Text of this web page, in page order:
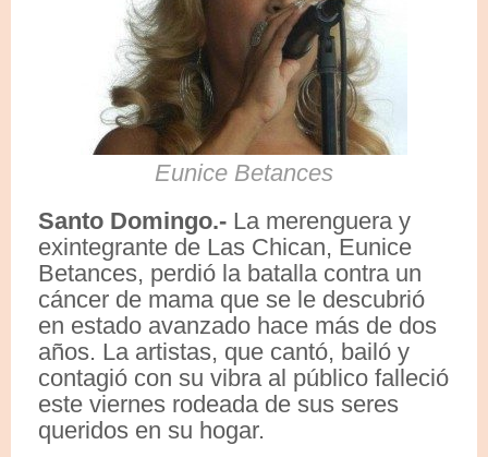
Eunice Betances
Santo Domingo.- La merenguera y
exintegrante de Las Chican, Eunice
Betances, perdió la batalla contra un
cáncer de mama que se le descubrió
en estado avanzado hace más de dos
años. La artistas, que cantó, bailó y
contagió con su vibra al público falleció
este viernes rodeada de sus seres
queridos en su hogar.